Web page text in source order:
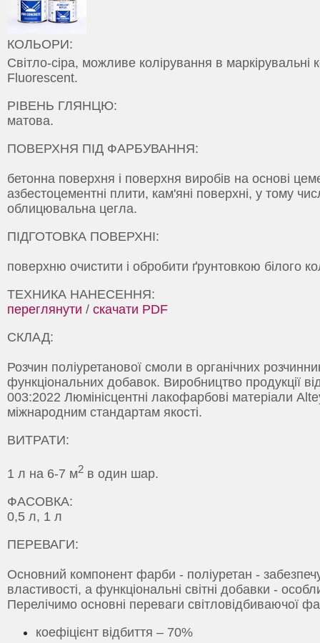
КОЛЬОРИ:
Світло-сіра, можливе колірування в маркірувальні
Fluorescent.
РІВЕНЬ ГЛЯНЦЮ:
матова.
ПОВЕРХНЯ ПІД ФАРБУВАННЯ:
бетонна поверхня і поверхня виробів на основі
азбестоцементні плити, кам'яні поверхні, у тому
облицювальна цегла.
ПІДГОТОВКА ПОВЕРХНІ:
поверхню очистити і обробити ґрунтовкою білого
ТЕХНИКА НАНЕСЕННЯ:
переглянути / скачати PDF
СКЛАД:
Розчин поліуретанової смоли в органічних
функціональних добавок. Виробництво продукції
003:2022 Люмiнiсцентнi лакофарбовi матерiали
міжнародним стандартам якості.
ВИТРАТИ:
1 л на 6-7 м2 в один шар.
ФАСОВКА:
0,5 л, 1 л
ПЕРЕВАГИ:
Основний компонент фарби - поліуретан -
властивості, а функціональні світні добавки -
Перелічимо основні переваги світловідбиваючої
коефіцієнт відбиття – 70%